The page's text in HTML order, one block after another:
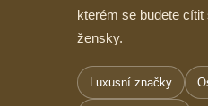
kterém se budete
žensky.
Luxusní značky